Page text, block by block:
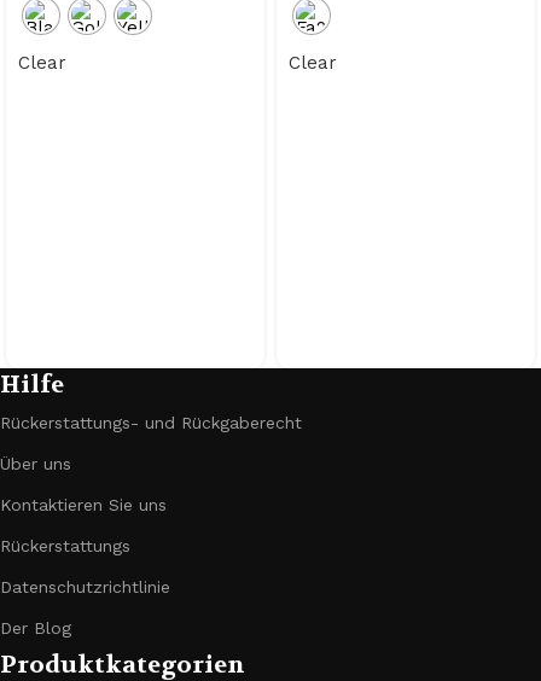
Clear Clear
Hilfe
Rückerstattungs- und Rückgaberecht
Über uns
Kontaktieren Sie uns
Rückerstattungs
Datenschutzrichtlinie
Der Blog
Produktkategorien